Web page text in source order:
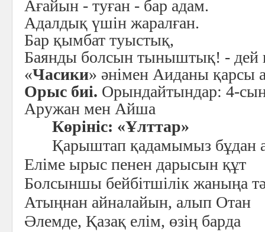
Ағайын - туған - бар адам.
Адалдық үшін жаралған.
Бар қымбат туыстық,
Баянды болсын тыныштық! - дей
«Часики» әнімен Аиданы қарсы
Орыс биі. Орындайтындар: 4-
Аружан мен Айша
Көрініс: «Ұлттар»
Қарыштап қадамымыз бұдан
Еліме ырыс пенен дарысын құт
Болсыншы бейбітшілік жаныңа
Атыңнан айналайын, алып Отан
Әлемде, Қазақ елім, өзің барда